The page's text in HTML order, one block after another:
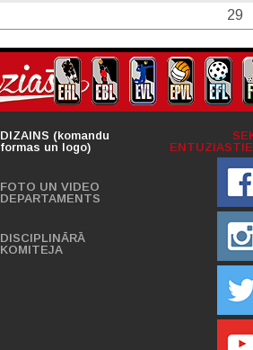
29
DIZAINS (komandu
formas un logo)
FOTO UN VIDEO
DEPARTAMENTS
DISCIPLINĀRĀ
KOMITEJA